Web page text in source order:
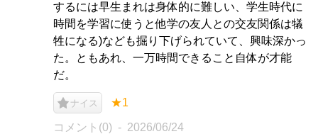
するには早生まれは身体的に難しい、学生時代に
時間を学習に使うと他学の友人との交友関係は犠
牲になる)なども掘り下げられていて、興味深かっ
た。ともあれ、一万時間できること自体が才能
だ。
ナイス ★1
コメント(0) 2026/06/24